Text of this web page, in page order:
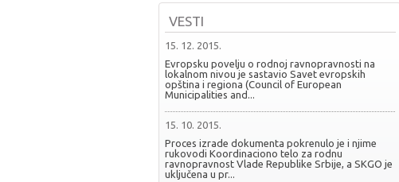
VESTI
15. 12. 2015.
Evropsku povelju o rodnoj ravnopravnosti na
lokalnom nivou je sastavio Savet evropskih
opština i regiona (Council of European
Municipalities and...
15. 10. 2015.
Proces izrade dokumenta pokrenulo je i njime
rukovodi Koordinaciono telo za rodnu
ravnopravnost Vlade Republike Srbije, a SKGO je
uključena u pr...